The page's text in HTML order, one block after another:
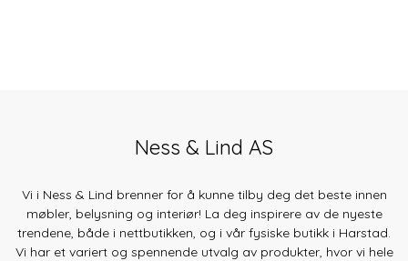
Ness & Lind AS
Vi i Ness & Lind brenner for å kunne tilby deg det beste innen
møbler, belysning og interiør! La deg inspirere av de nyeste
trendene, både i nettbutikken, og i vår fysiske butikk i Harstad.
Vi har et variert og spennende utvalg av produkter, hvor vi hele